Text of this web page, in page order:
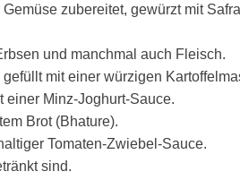
zubereitet, gewürzt mit
und manchmal auch Fleisch.
mit einer würzigen
einer Minz-Joghurt-Sauce.
Brot (Bhature).
Tomaten-Zwiebel-Sauce.
sind.